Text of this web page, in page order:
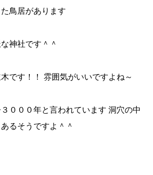
鳥居があります
神社です＾＾
です！！ 雰囲気がいいですよね～
０００年と言われています 洞穴の中
るそうですよ＾＾